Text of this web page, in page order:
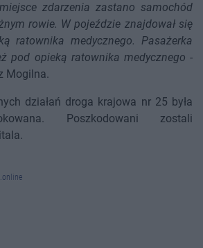
zdarzenia zastano samochód
rowie. W pojeździe znajdował się
ratownika medycznego. Pasażerka
pod opieką ratownika medycznego -
Mogilna.
działań droga krajowa nr 25 była
Poszkodowani zostali